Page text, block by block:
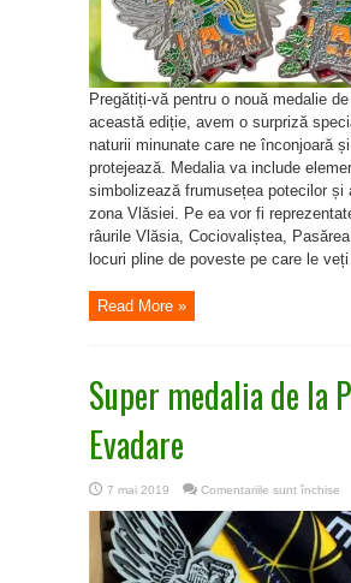
Pregătiți-vă pentru o nouă medalie
această ediție, avem o surpriză
naturii minunate care ne înconjoară
protejează. Medalia va include
simbolizează frumusețea potecilor și
zona Vlăsiei. Pe ea vor fi
râurile Vlăsia, Cociovaliștea,
locuri pline de poveste pe care le veți
Read More »
Super medalia de la
Evadare
7 mai 2019 Comentariile sunt închise
la